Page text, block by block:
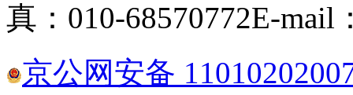
真：010-68570772E-mail
京公网安备